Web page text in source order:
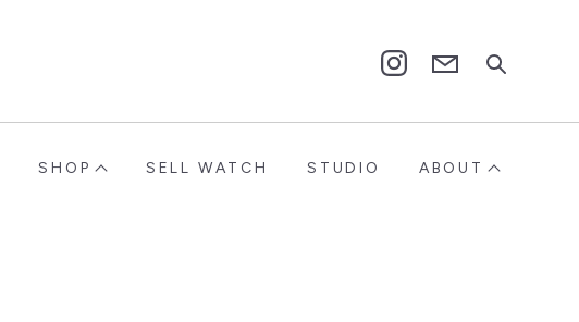
SHOP SELL WATCH STUDIO ABOUT